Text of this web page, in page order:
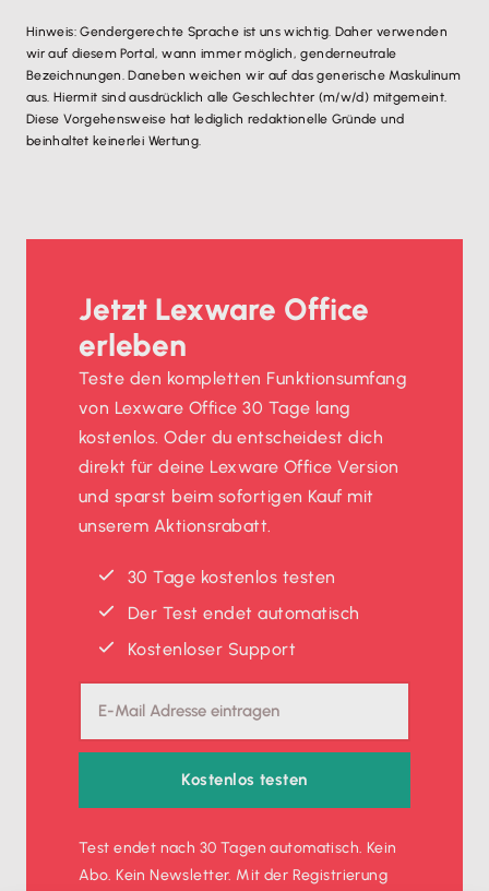
Hinweis: Gendergerechte Sprache ist uns wichtig. Daher verwenden
wir auf diesem Portal, wann immer möglich, genderneutrale
Bezeichnungen. Daneben weichen wir auf das generische Maskulinum
aus. Hiermit sind ausdrücklich alle Geschlechter (m/w/d) mitgemeint.
Diese Vorgehensweise hat lediglich redaktionelle Gründe und
beinhaltet keinerlei Wertung.
Jetzt Lexware Office
erleben
Teste den kompletten Funktionsumfang
von Lexware Office 30 Tage lang
kostenlos. Oder du entscheidest dich
direkt für deine Lexware Office Version
und sparst beim sofortigen Kauf mit
unserem Aktionsrabatt.
30 Tage kostenlos testen
Der Test endet automatisch
Kostenloser Support
Kostenlos testen
Test endet nach 30 Tagen automatisch. Kein
Abo. Kein Newsletter. Mit der Registrierung